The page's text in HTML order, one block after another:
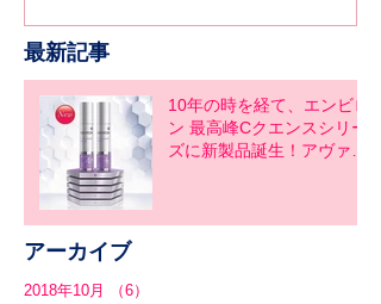
最新記事
10年の時を経て、エンビロ
ン 最高峰Cクエンスシリー
ズに新製品誕生！アヴァン
アーカイブ
2018年10月 （6）